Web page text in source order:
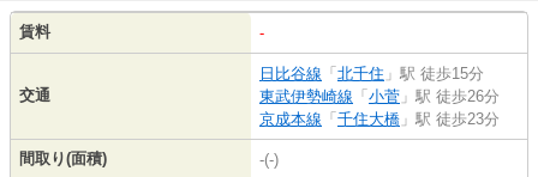
賃料 -
交通
日比谷線 「北千住 」駅 徒歩15分
東武伊勢崎線 「小菅 」駅 徒歩26分
京成本線 「千住大橋 」駅 徒歩23分
間取り(面積) -(-)